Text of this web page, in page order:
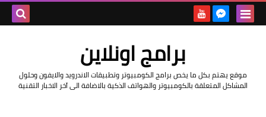
برامج اونلاين
موقع يهتم بكل ما يخص برامج الكومبيوتر وتطبيقات الاندرويد والايفون وحلول
المشاكل المتعلقة بالكومبيوتر والهواتف الذكية بالاضافة الى آخر الاخبار التقنية